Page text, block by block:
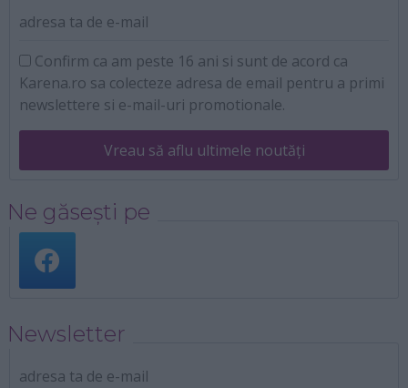
adresa ta de e-mail
Confirm ca am peste 16 ani si sunt de acord ca
Karena.ro sa colecteze adresa de email pentru a primi
newslettere si e-mail-uri promotionale.
Vreau să aflu ultimele noutăți
Ne găsești pe
Newsletter
adresa ta de e-mail